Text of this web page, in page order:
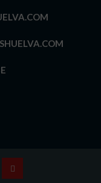
TÉRMINOS